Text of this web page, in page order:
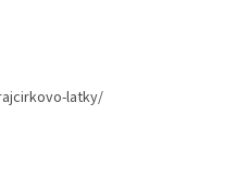
latky/